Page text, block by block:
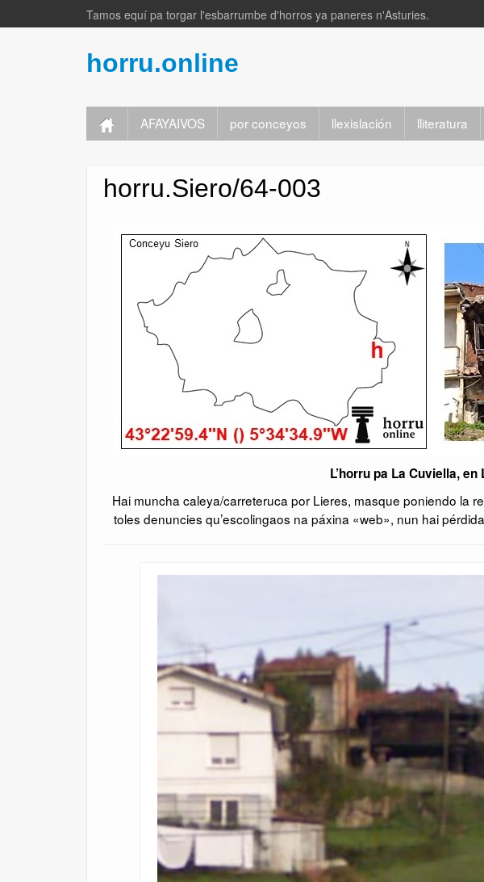
Tamos equí pa torgar l'esbarrumbe d'horros ya paneres n'Asturies.
horru.online
AFAYAIVOS por conceyos llexislación lliteratura
horru.Siero/64-003
L’horru pa La Cuviella, en
Hai muncha caleya/carreteruca por Lieres, masque poniendo la
toles denuncies qu’escolingaos na páxina «web», nun hai